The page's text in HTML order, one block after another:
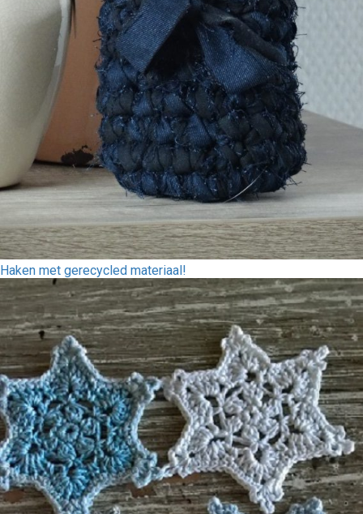
Haken met gerecycled materiaal!